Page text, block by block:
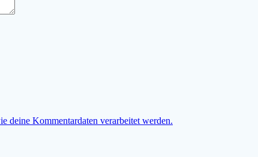
deine Kommentardaten verarbeitet werden.